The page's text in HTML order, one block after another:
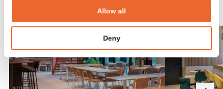
Allow all
Deny